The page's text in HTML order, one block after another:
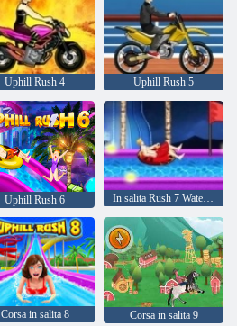
Uphill Rush 4 Uphill Rush 5
Uphill Rush 6 In salita Rush 7 Waterpark
Corsa in salita 8 Corsa in salita 9